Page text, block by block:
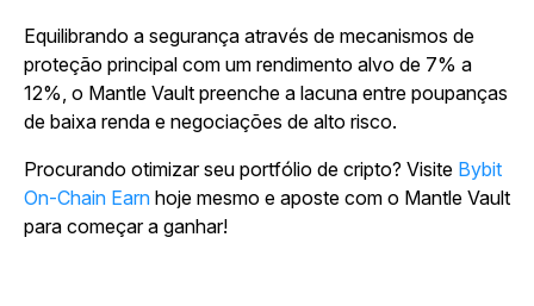
Equilibrando a segurança através de mecanismos de
proteção principal com um rendimento alvo de 7% a
12%, o Mantle Vault preenche a lacuna entre poupanças
de baixa renda e negociações de alto risco.
Procurando otimizar seu portfólio de cripto? Visite Bybit
On-Chain Earn hoje mesmo e aposte com o Mantle Vault
para começar a ganhar!